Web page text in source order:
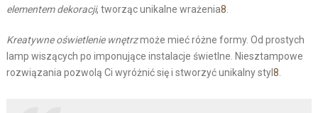
elementem dekoracji, tworząc unikalne wrażenia8.
Kreatywne oświetlenie wnętrzmoże mieć różne formy. Od prostych
lamp wiszących po imponujące instalacje świetlne. Niesztampowe
rozwiązania pozwolą Ci wyróżnić się i stworzyć unikalny styl8.